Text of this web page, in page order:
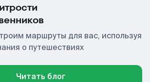
маршруты для вас, используя
о путешествиях
Читать блог